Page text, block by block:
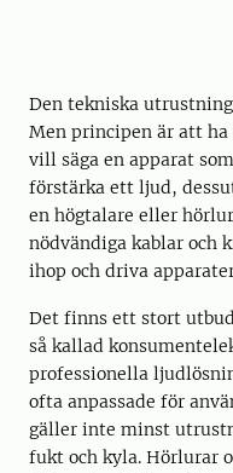
Den tekniska
Men principen är att
vill säga en apparat
förstärka ett ljud,
en högtalare eller
nödvändiga kablar och
ihop och driva
Det finns ett stort
så kallad
professionella
ofta anpassade för
gäller inte minst
fukt och kyla. Hörlurar